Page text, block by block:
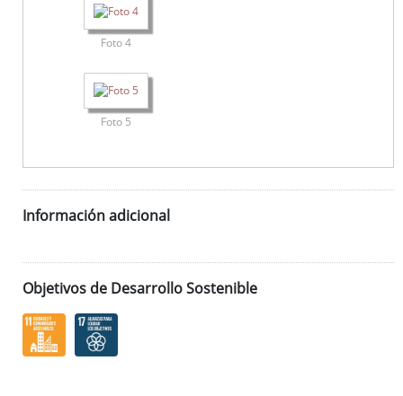
Foto 4
Foto 5
Información adicional
Objetivos de Desarrollo Sostenible